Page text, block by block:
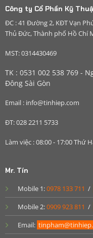
Công ty Cổ Phần Kỹ
ĐC : 41 Đường 2, KĐT Vạn
Thủ Đức, Thành phố Hồ Chí
MST: 0314430469
TK : 0531 002 538 769 -
Đông Sài Gòn
Email : info@tinhiep.com
ĐT: 028 2211 5733
Làm việc : 08:00 - 17:00 Thứ
Mr. Tín
Mobile 1:0978 133 711 /
Mobile 2:0909 923 811 /
Email: